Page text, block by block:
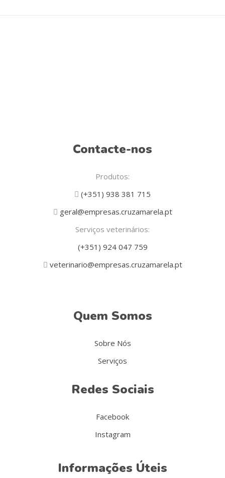
Contacte-nos
Produtos:
(+351) 938 381 715
geral@empresas.cruzamarela.pt
Serviços veterinários:
(+351) 924 047 759
veterinario@empresas.cruzamarela.pt
Quem Somos
Sobre Nós
Serviços
Redes Sociais
Facebook
Instagram
Informações Úteis